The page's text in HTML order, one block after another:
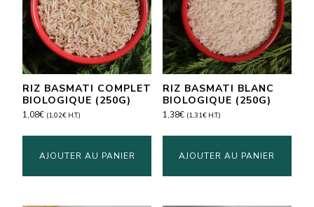
RIZ BASMATI COMPLET
BIOLOGIQUE (250G)
1,08€ (1,02€ H.T.)
AJOUTER AU PANIER
RIZ BASMATI BLANC
BIOLOGIQUE (250G)
1,38€ (1,31€H.T.)
AJOUTER AU PANIER